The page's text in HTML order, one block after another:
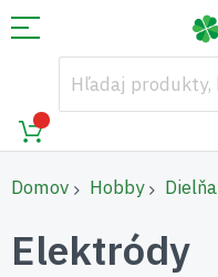
Domov Hobby Dielňa
Elektródy